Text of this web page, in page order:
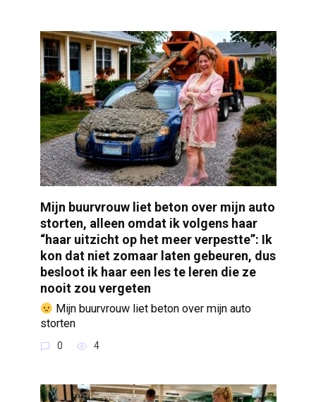
Mijn buurvrouw liet beton over mijn auto
storten, alleen omdat ik volgens haar
“haar uitzicht op het meer verpestte”: Ik
kon dat niet zomaar laten gebeuren, dus
besloot ik haar een les te leren die ze
nooit zou vergeten
Mijn buurvrouw liet beton over mijn auto
storten
0 4